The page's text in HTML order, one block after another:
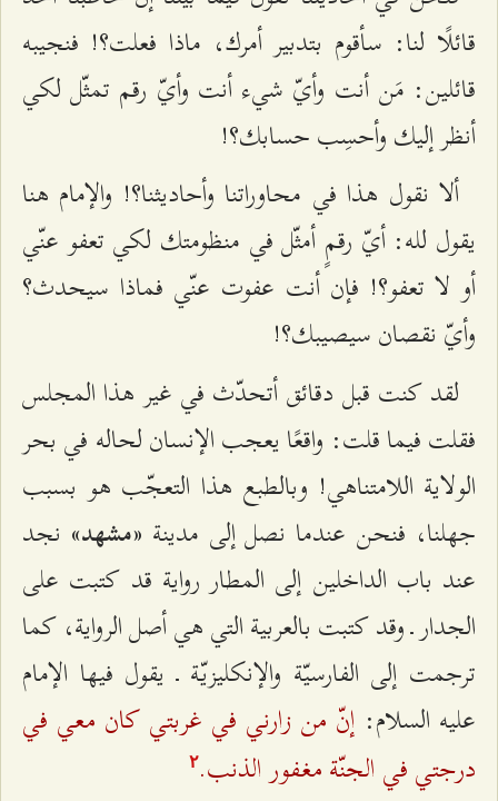
قائلًا لنا: سأقوم بتدبير أمرك، ماذا فعلت؟! فنجيبه
قائلين: مَن أنت وأيّ شيء أنت وأيّ رقم تمثّل لكي
أنظر إليك وأحسِب حسابك؟!
ألا نقول هذا في محاوراتنا وأحاديثنا؟! والإمام هنا
يقول لله: أيّ رقمٍ أمثّل في منظومتك لكي تعفو عنّي
أو لا تعفو؟! فإن أنت عفوت عنّي فماذا سيحدث؟
وأيّ نقصان سيصيبك؟!
لقد كنت قبل دقائق أتحدّث في غير هذا المجلس
فقلت فيما قلت: واقعًا يعجب الإنسان لحاله في بحر
الولاية اللامتناهي! وبالطبع هذا التعجّب هو بسبب
جهلنا، فنحن عندما نصل إلى مدينة «مشهد» نجد
عند باب الداخلين إلى المطار رواية قد كتبت على
الجدار ـ وقد كتبت بالعربية التي هي أصل الرواية، كما
ترجمت إلى الفارسيّة والإنكليزيّة ـ يقول فيها الإمام
عليه السلام: إنّ من زارني في غربتي كان معي في
درجتي في الجنّة مغفور الذنب.٢